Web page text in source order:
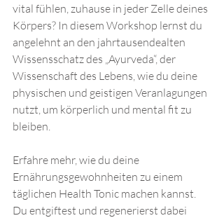
vital fühlen, zuhause in jeder Zelle deines
Körpers? In diesem Workshop lernst du
angelehnt an den jahrtausendealten
Wissensschatz des „Ayurveda“, der
Wissenschaft des Lebens, wie du deine
physischen und geistigen Veranlagungen
nutzt, um körperlich und mental fit zu
bleiben.
Erfahre mehr, wie du deine
Ernährungsgewohnheiten zu einem
täglichen Health Tonic machen kannst.
Du entgiftest und regenerierst dabei